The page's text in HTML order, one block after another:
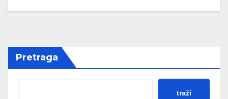
Pretraga
traži